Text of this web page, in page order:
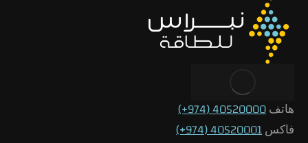
هاتف40520000 (974+)
فاكس40520001 (974+)